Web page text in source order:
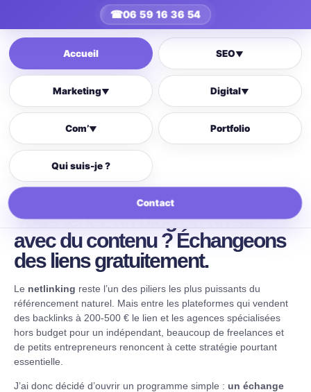
☎06 59 16 36 54
Accueil SEO▼
Marketing▼ Digital▼
Com’▼ Portfolio
Qui suis-je ?
Contact
Vous tenez un blog ou un site
avec du contenu ? Échangeons
des liens gratuitement.
Le netlinking reste l’un des piliers les plus puissants du
référencement naturel. Mais entre les plateformes qui vendent
des backlinks à 200-500 € le lien et les agences spécialisées
hors budget pour un indépendant, beaucoup de freelances et
de petits entrepreneurs renoncent à cette stratégie pourtant
essentielle.
J’ai donc décidé d’ouvrir un programme simple : un échange